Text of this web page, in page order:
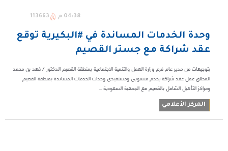
04:38 م 113663
وحدة الخدمات المساندة في #البكيرية توقع
عقد شراكة مع جستر القصيم
بتوجيهات من مدير عام فرع وزارة العمل والتنمية الاجتماعية بمنطقة القصيم الدكتور / فهد بن محمد
المطلق عمل عقد شراكة يخدم منسوبي ومستفيدي وحدات الخدمات المساندة بمنطقة القصيم
ومراكز التأهيل الشامل بالقصيم مع الجمعية السعودية ...
المركز الأعلامي